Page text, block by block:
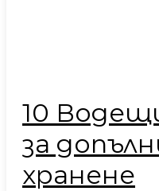
10
за
хранене